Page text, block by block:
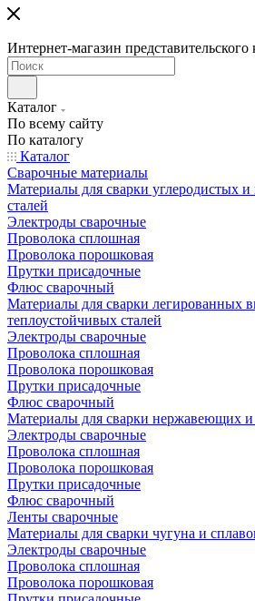
Интернет-магазин представительского
Каталог
По всему сайту
По каталогу
Каталог
Сварочные материалы
Материалы для сварки углеродистых
сталей
Электроды сварочные
Проволока сплошная
Проволока порошковая
Прутки присадочные
Флюс сварочный
Материалы для сварки легированных
теплоустойчивых сталей
Электроды сварочные
Проволока сплошная
Проволока порошковая
Прутки присадочные
Флюс сварочный
Материалы для сварки нержавеющих и
Электроды сварочные
Проволока сплошная
Проволока порошковая
Прутки присадочные
Флюс сварочный
Ленты сварочные
Материалы для сварки чугуна и
Электроды сварочные
Проволока сплошная
Проволока порошковая